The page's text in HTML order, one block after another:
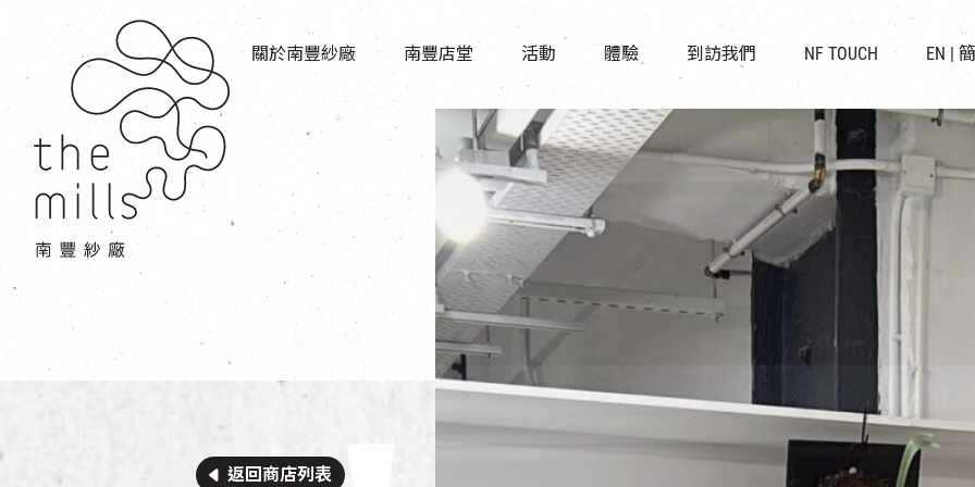
關於南豐紗廠
傳承與歷史
願景
媒體中心
南豐店堂
商店
活動場地
活動
所有活動
世界之約
導賞團
體驗
走進南豐紗廠
CHAT六廠
南豐作坊
其他體驗
到訪我們
開放時間及位置
穿梭巴士服務
NF TOUCH EN | 簡
返回商店列表